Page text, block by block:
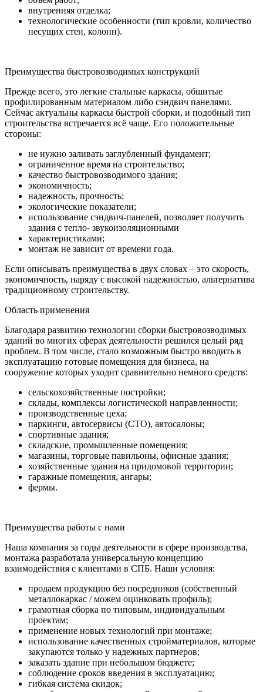
внутренняя отделка;
технологические особенности (тип кровли, количество
несущих стен, колонн).
Преимущества быстровозводимых конструкций
Прежде всего, это легкие стальные каркасы, обшитые
профилированным материалом либо сэндвич панелями.
Сейчас актуальны каркасы быстрой сборки, и подобный тип
строительства встречается всё чаще. Его положительные
стороны:
не нужно заливать заглубленный фундамент;
ограниченное время на строительство;
качество быстровозводимого здания;
экономичность;
надежность, прочность;
экологические показатели;
использование сэндвич-панелей, позволяет получить
здания с тепло- звукоизоляционными
характеристиками;
монтаж не зависит от времени года.
Если описывать преимущества в двух словах – это скорость,
экономичность, наряду с высокой надежностью, альтернатива
традиционному строительству.
Область применения
Благодаря развитию технологии сборки быстровозводимых
зданий во многих сферах деятельности решился целый ряд
проблем. В том числе, стало возможным быстро вводить в
эксплуатацию готовые помещения для бизнеса, на
сооружение которых уходит сравнительно немного средств:
сельскохозяйственные постройки;
склады, комплексы логистической направленности;
производственные цеха;
паркинги, автосервисы (СТО), автосалоны;
спортивные здания;
складские, промышленные помещения;
магазины, торговые павильоны, офисные здания;
хозяйственные здания на придомовой территории;
гаражные помещения, ангары;
фермы.
Преимущества работы с нами
Наша компания за годы деятельности в сфере производства,
монтажа разработала универсальную концепцию
взаимодействия с клиентами в СПБ. Наши условия:
продаем продукцию без посредников (собственный
металлокаркас / можем оцинковать профиль);
грамотная сборка по типовым, индивидуальным
проектам;
применение новых технологий при монтаже;
использование качественных стройматериалов, которые
закупаются только у надежных партнеров;
заказать здание при небольшом бюджете;
соблюдение сроков введения в эксплуатацию;
гибкая система скидок;